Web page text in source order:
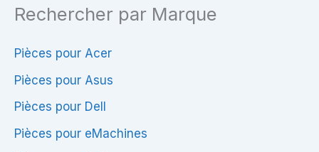
Rechercher par Marque
Pièces pour Acer
Pièces pour Asus
Pièces pour Dell
Pièces pour eMachines